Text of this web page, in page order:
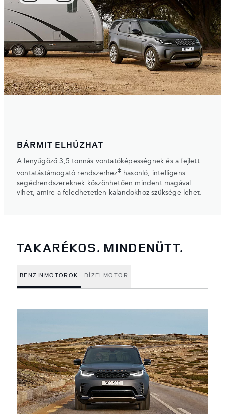
BÁRMIT ELHÚZHAT
A lenyűgöző 3,5 tonnás vontatóképességnek és a fejlett
vontatástámogató rendszerhez‡hasonló, intelligens
segédrendszereknek köszönhetően mindent magával
vihet, amire a feledhetetlen kalandokhoz szüksége lehet.
TAKARÉKOS. MINDENÜTT.
BENZINMOTOROK DÍZELMOTOR